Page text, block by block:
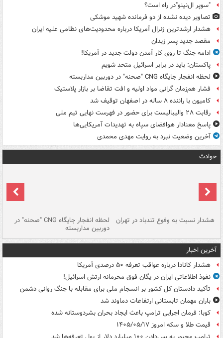
"سوپر ال‌نینو"در راه است؟
تصاویر دیده‌ نشده از دو فرمانده شهید موشکی
هشدار ارشدترین ژنرال آمریکا درباره محدودیت‌های نظامی علیه ایران
مقصد جدید پسر زیدان
ادامه جنگ تا روی کار آمدن دولت جدید در آمریکا!
پاکستان: باید در برابر اسرائیل متحد شویم
لحظه انفجار جایگاه CNG "صحنه" در دوربین مداربسته
فشار هم‌زمان گرانی مواد اولیه و افت تقاضا بر بازار پلاستیک
کامیون با راننده ۸ ساله در اصفهان توقیف شد
رقابت ۲۸ والیبالیست برای حضور در فهرست نهایی تیم ملی
پاسخ معنادار هوافضای سپاه به تهدیدات آمریکایی‌ها
آخرین وضعیت نبرد به روایت مهدی محمدی
حوادث
هشدار نسبت به وفوع تندباد در تهران لحظه انفجار جایگاه CNG "صحنه" در
دوربین مداربسته
آخرین اخبار
هشدار کانادا درباره عواقب تعرفه ۵۰ درصدی آمریکا
نفوذ اطلاعاتی ایران در یگان فوق محرمانه ارتش اسرائیل!
تأکید دادستان کل کشور بر انسجام ملی برای مقابله با جنگ روانی دشمن
باران مهمان تابستانی ارتفاعات دماوند شد
کوبا: فرمان اجرایی ترامپ باعث ایجاد بحران بشردوستانه شده
قیمت طلا و سکه امروز ۱۴۰۵/۰۵/۱۷